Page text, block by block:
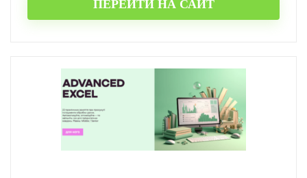
ПЕРЕЙТИ НА САЙТ